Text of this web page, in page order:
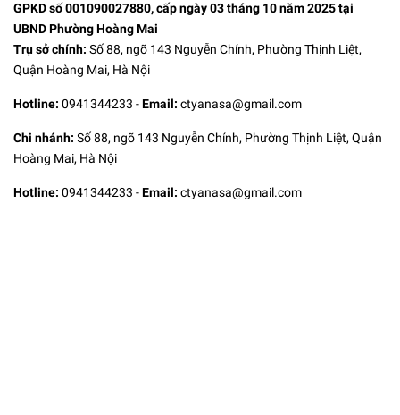
GPKD số 001090027880, cấp ngày 03 tháng 10 năm 2025 tại
UBND Phường Hoàng Mai
Trụ sở chính: Số 88, ngõ 143 Nguyễn Chính, Phường Thịnh Liệt,
Quận Hoàng Mai, Hà Nội
Hotline: 0941344233 -Email: ctyanasa@gmail.com
Chi nhánh: Số 88, ngõ 143 Nguyễn Chính, Phường Thịnh Liệt, Quận
Hoàng Mai, Hà Nội
Hotline: 0941344233 -Email: ctyanasa@gmail.com